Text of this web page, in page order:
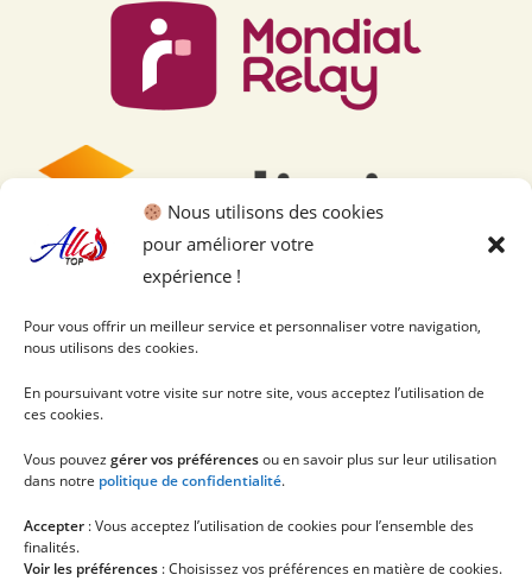
Nous utilisons des cookies
pour améliorer votre
expérience !
Pour vous offrir un meilleur service et personnaliser votre navigation,
nous utilisons des cookies.
En poursuivant votre visite sur notre site, vous acceptez l’utilisation de
ces cookies.
Vous pouvezgérer vos préférencesou en savoir plus sur leur utilisation
dans notre politique de confidentialité.
Accepter : Vous acceptez l’utilisation de cookies pour l’ensemble des
finalités.
Voir les préférences : Choisissez vos préférences en matière de cookies.